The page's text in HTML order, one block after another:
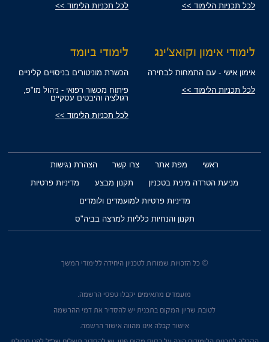
לכל תכניות הלימוד >>
לכל תכניות הלימוד >>
לימודי אימון וקואצ'ינג
אימון אישי - עם התמחות לבחירה
לכל תכניות הלימוד >>
לימודי ביומד
הכשרת מוניטורים בניסויים קליניים
פיתוח מכשור רפואי - ניהול מו"פ,
רגולציה והיבטים עסקיים
לכל תכניות הלימוד >>
ראשי מפת אתר צרו קשר
הצהרת נגישות
מניעת הטרדה מינית בטכניון
תקנון מבצע
מדיניות פרטיות
מדיניות פרטיות למועמדים ולומדים
תקנון והנחיות כלליות למרצה בביה"ס
© כל הזכויות שמורות לטכניון היחידה ללימודי המשך
מועמדים מתאימים יקבלו טפסי הרשמה.
לטובת שריון המקום בתכנית יש להסדיר את דמי ההרשמה
אישור קבלה אינו מהווה אישור הרשמה.